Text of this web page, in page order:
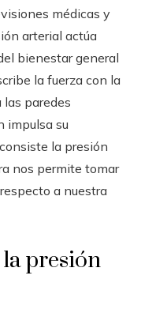
médicas y
arterial actúa
bienestar general
la fuerza con la
paredes
impulsa su
la presión
nos permite tomar
a nuestra
presión